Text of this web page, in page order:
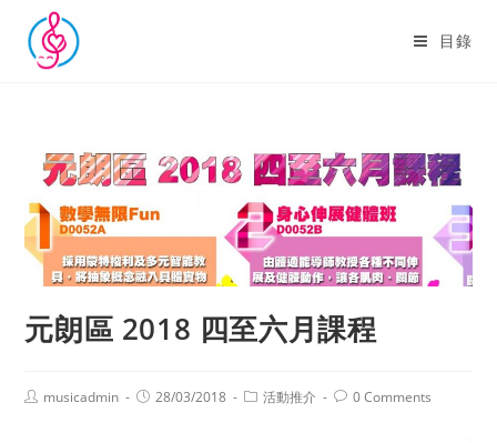
目錄
元朗區 2018 四至六月課程
musicadmin 28/03/2018 活動推介 0 Comments